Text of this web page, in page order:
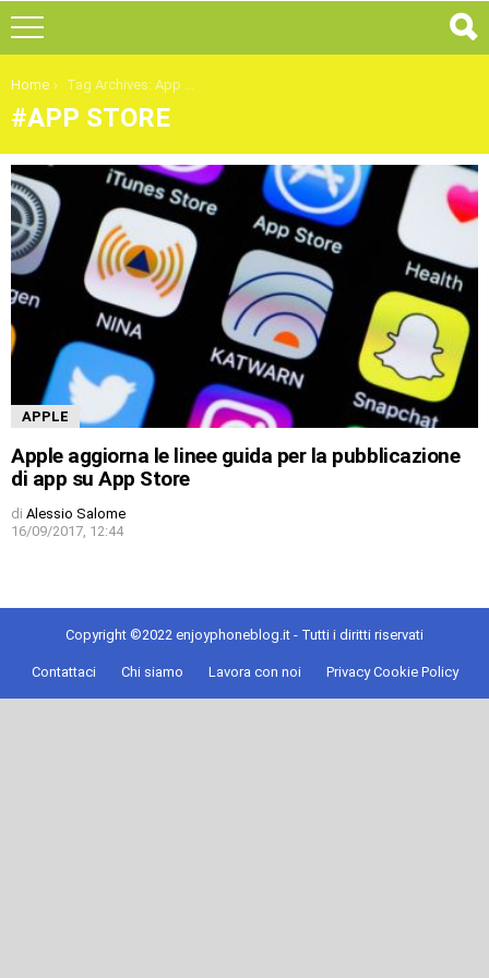
You are here:
Home Tag Archives: App Store
APP STORE
ULTIMI
ARTICOLI
APPLE
Apple aggiorna le linee guida per la pubblicazione
di app su App Store
di Alessio Salome
16/09/2017, 12:44
Copyright ©2022 enjoyphoneblog.it - Tutti i diritti riservati
Contattaci Chi siamo Lavora con noi Privacy Cookie Policy